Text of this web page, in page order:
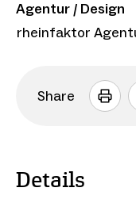
Agentur / Design
rheinfaktor
Share
Details